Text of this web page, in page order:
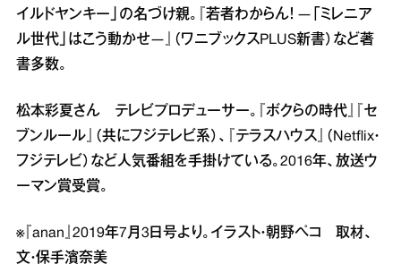
イルドヤンキー」の名づけ親。『若者わからん！ ―「ミレニア
ル世代」はこう動かせ―』（ワニブックスPLUS新書）など著
書多数。
松本彩夏さん テレビプロデューサー。『ボクらの時代』『セ
ブンルール』（共にフジテレビ系）、『テラスハウス』（Netflix・
フジテレビ）など人気番組を手掛けている。2016年、放送ウ
ーマン賞受賞。
※『anan』2019年7月3日号より。イラスト・朝野ペコ 取材、
文・保手濱奈美